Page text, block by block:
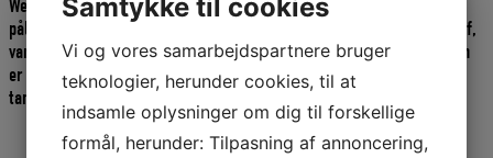
pris
1.102,00 DKK.
pris
991,80 DKK.
Wema S5 SAE Tanksensor længde 950mm, et af markedets mest
pålidelige og vedligeholdelsesfrie tanksensorer. Velegnet til brændstof,
vand, hydraulikolie, AdBlue, Ethanol og mange andre væsker. Sensoren
er rustfri, isoleret og 2-polet, sådan at den ikke giver spænding i
tanken og forhindre korrosion.
Samtykke til cookies
Vi og vores samarbejdspartnere bruger
teknologier, herunder cookies, til at
indsamle oplysninger om dig til forskellige
formål, herunder: Tilpasning af annoncering,